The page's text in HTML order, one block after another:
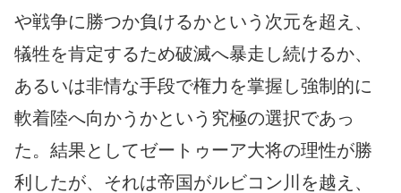
や戦争に勝つか負けるかという次元を超え、
犠牲を肯定するため破滅へ暴走し続けるか、
あるいは非情な手段で権力を掌握し強制的に
軟着陸へ向かうかという究極の選択であっ
た。結果としてゼートゥーア大将の理性が勝
利したが、それは帝国がルビコン川を越え、